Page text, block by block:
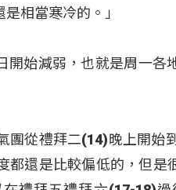
相當寒冷的。」
開始減弱，也就是周一各
團從禮拜二(14)晚上開始
還是比較偏低的，但是